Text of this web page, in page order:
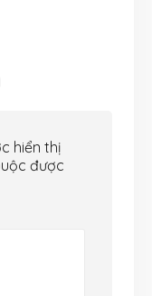
hiển thị
được